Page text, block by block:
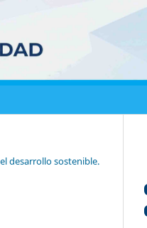
desarrollo sostenible.